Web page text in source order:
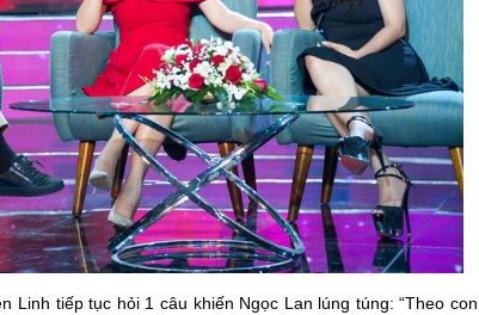
Linh tiếp tục hỏi 1 câu khiến Ngọc Lan lúng túng: “Theo con